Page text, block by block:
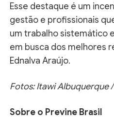
Esse destaque é um
gestão e profissionais
um trabalho sistemático
em busca dos melhores
Ednalva Araújo.
Fotos: Itawi Albuquerque
Sobre o Previne Brasil